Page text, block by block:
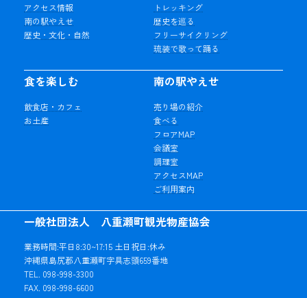
一般社団法人 八重瀬町観光物産協会
業務時間:平日8:30~17:15 土日祝日:休み
沖縄県島尻郡八重瀬町字具志頭659番地
TEL. 098-998-3300
FAX. 098-998-6600
アクセス情報
南の駅やえせ
歴史・文化・自然
トレッキング
歴史を巡る
フリーサイクリング
琉装で歌って踊る
食を楽しむ
飲食店・カフェ
お土産
南の駅やえせ
売り場の紹介
食べる
フロアMAP
会議室
調理室
アクセスMAP
ご利用案内